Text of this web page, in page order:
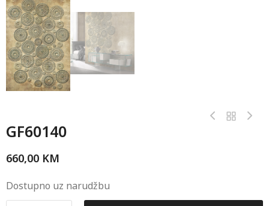
GF60140
660,00 KM
Dostupno uz narudžbu